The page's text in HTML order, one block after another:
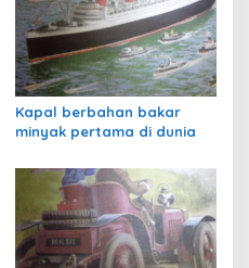
Kapal berbahan bakar
minyak pertama di dunia